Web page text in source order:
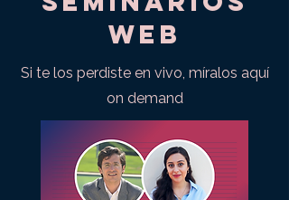
web
Si te los perdiste en vivo, míralos aquí
on demand